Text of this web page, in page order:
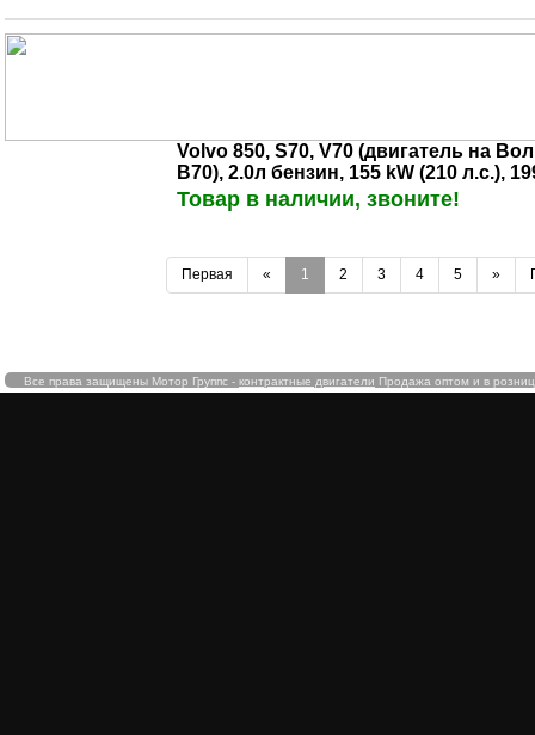
Volvo 850, S70, V70 (двигатель на
В70), 2.0л бензин, 155 kW (210 л.с.),
Товар в наличии, звоните!
Первая « 1 2 3 4 5 »
Все права защищены Мотор Группс - контрактные двигатели Продажа оптом и в